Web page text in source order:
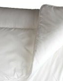
fil du temps.
noeuds
,